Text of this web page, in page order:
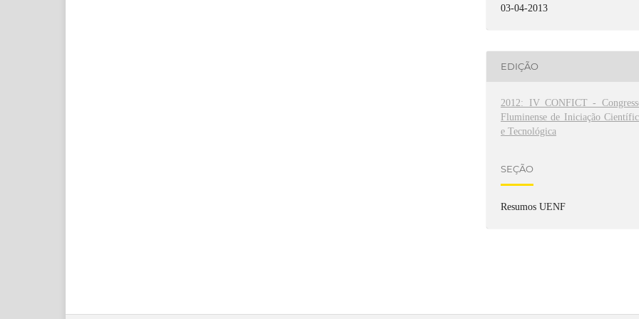
03-04-2013
EDIÇÃO
2012: IV CONFICT -
Fluminense de Iniciação
e Tecnológica
SEÇÃO
Resumos UENF